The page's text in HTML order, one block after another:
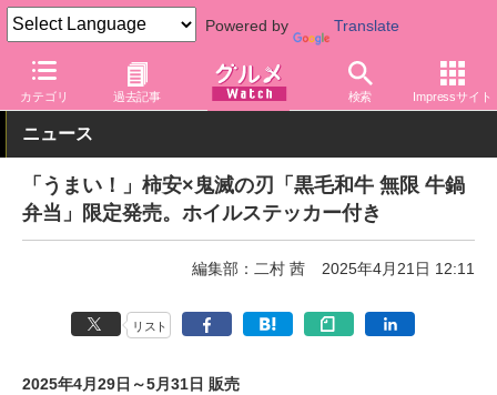
Powered by Translate
カテゴリ 過去記事 検索 Impressサイト
グルメ Watch 店舗
ニュース
「うまい！」柿安×鬼滅の刃「黒毛和牛 無限 牛鍋
弁当」限定発売。ホイルステッカー付き
編集部：二村 茜 2025年4月21日 12:11
リスト
2025年4月29日～5月31日 販売